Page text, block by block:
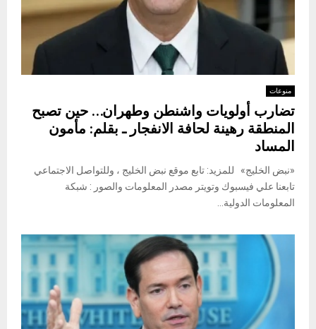
منوعات
تضارب أولويات واشنطن وطهران… حين تصبح
المنطقة رهينة لحافة الانفجار ـ بقلم: مأمون
المساد
«نبض الخليج» للمزيد: تابع موقع نبض الخليج ، وللتواصل الاجتماعي
تابعنا علي فيسبوك وتويتر مصدر المعلومات والصور : شبكة
المعلومات الدولية...